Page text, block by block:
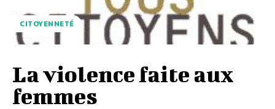
CITOYENNETÉ
La violence faite aux
femmes